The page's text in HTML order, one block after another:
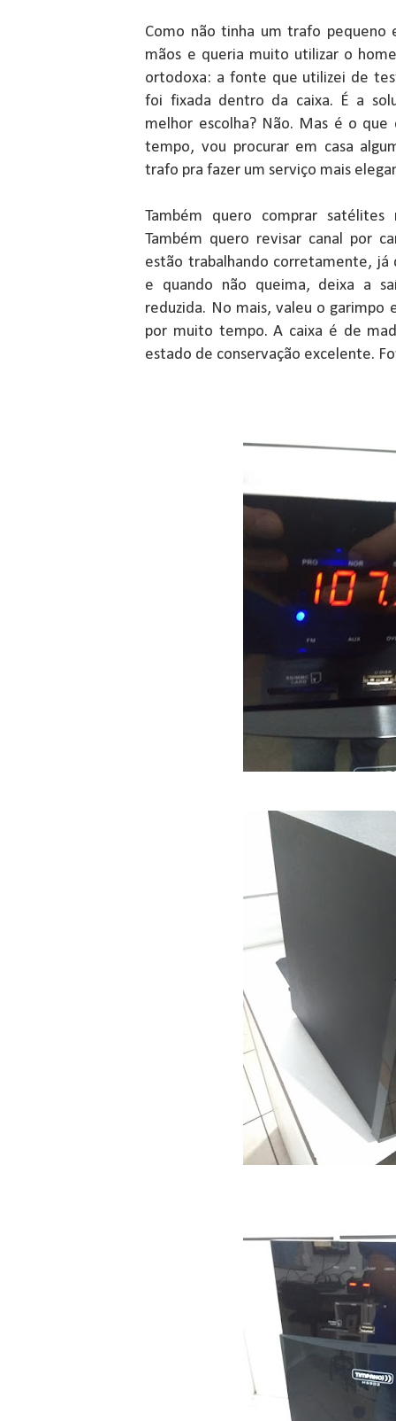
Como não tinha um trafo
mãos e queria muito utilizar o
ortodoxa: a fonte que utilizei de
foi fixada dentro da caixa. É a
melhor escolha? Não. Mas é o que
tempo, vou procurar em casa
trafo pra fazer um serviço mais
Também quero comprar
Também quero revisar canal por
estão trabalhando corretamente, já
e quando não queima, deixa a
reduzida. No mais, valeu o
por muito tempo. A caixa é de
estado de conservação excelente.